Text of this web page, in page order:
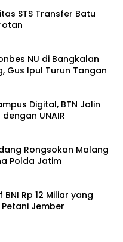
STS Transfer Batu
NU di Bangkalan
Gus Ipul Turun Tangan
Digital, BTN Jalin
UNAIR
Rongsokan Malang
Polda Jatim
BNI Rp 12 Miliar yang
Jember